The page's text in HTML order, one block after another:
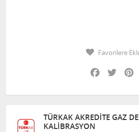
Favorilere
Facebook
Twitter
TÜRKAK AKREDITE GAZ
KALIBRASYON